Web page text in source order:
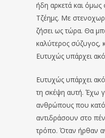
ήδη αρκετά και
Τζέημς. Με
ζήσει ως τώρα. Θα
καλύτερος σύζυγος,
Ευτυχώς υπάρχει
Ευτυχώς υπάρχει
τη σκέψη αυτή. Έχω
ανθρώπους που
αντιδράσουν στο
τρόπο. Όταν ήρθαν